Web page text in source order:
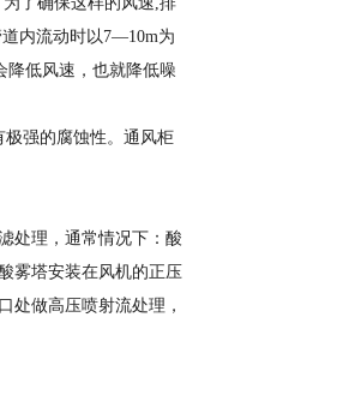
内流动时以7―10m为
降低风速，也就降低噪
极强的腐蚀性。通风柜
处理，通常情况下：酸
雾塔安装在风机的正压
处做高压喷射流处理，